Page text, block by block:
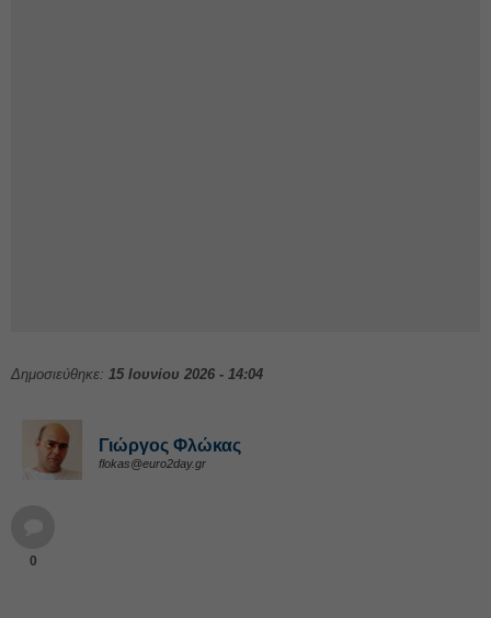
Δημοσιεύθηκε: 15 Ιουνίου 2026 - 14:04
Γιώργος Φλώκας
flokas@euro2day.gr
0